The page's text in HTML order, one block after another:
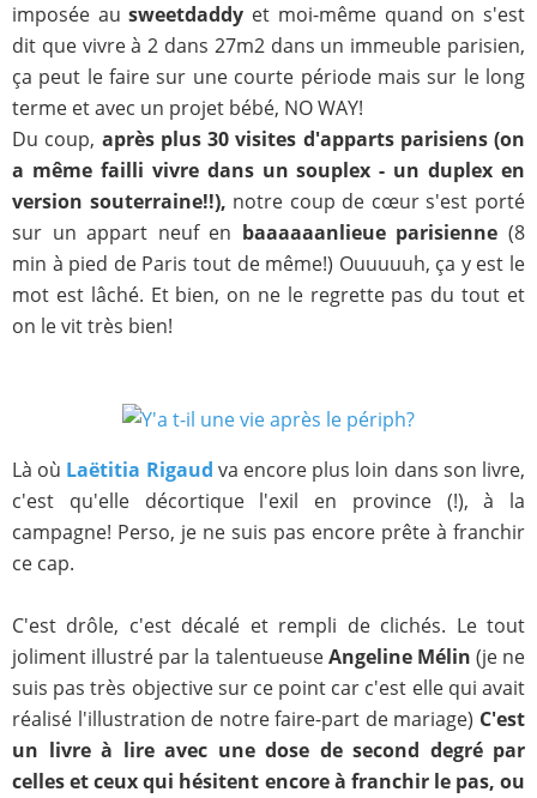
imposée ausweetdaddy et moi-même quand on s'est
dit que vivre à 2 dans 27m2 dans un immeuble parisien,
ça peut le faire sur une courte période mais sur le long
terme et avec un projet bébé, NO WAY!
Du coup, après plus 30 visites d'apparts parisiens (on
a même failli vivre dans un souplex - un duplex en
version souterraine!!), notre coup de cœur s'est porté
sur un appart neuf en baaaaaanlieue parisienne (8
min à pied de Paris tout de même!) Ouuuuuh, ça y est le
mot est lâché. Et bien, on ne le regrette pas du tout et
on le vit très bien!
Là où Laëtitia Rigaud va encore plus loin dans son livre,
c'est qu'elle décortique l'exil en province (!), à la
campagne! Perso, je ne suis pas encore prête à franchir
ce cap.
C'est drôle, c'est décalé et rempli de clichés. Le tout
joliment illustré par la talentueuseAngeline Mélin (je ne
suis pas très objective sur ce point car c'est elle qui avait
réalisé l'illustration de notre faire-part de mariage) C'est
un livre à lire avec une dose de second degré par
celles et ceux qui hésitent encore à franchir le pas, ou